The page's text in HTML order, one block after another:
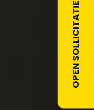
OPEN SOLLICITATIE